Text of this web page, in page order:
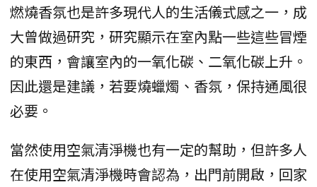
燃燒香氛也是許多現代人的生活儀式感之一，成
大曾做過研究，研究顯示在室內點一些這些冒煙
的東西，會讓室內的一氧化碳、二氧化碳上升。
因此還是建議，若要燒蠟燭、香氛，保持通風很
必要。
當然使用空氣清淨機也有一定的幫助，但許多人
在使用空氣清淨機時會認為，出門前開啟，回家